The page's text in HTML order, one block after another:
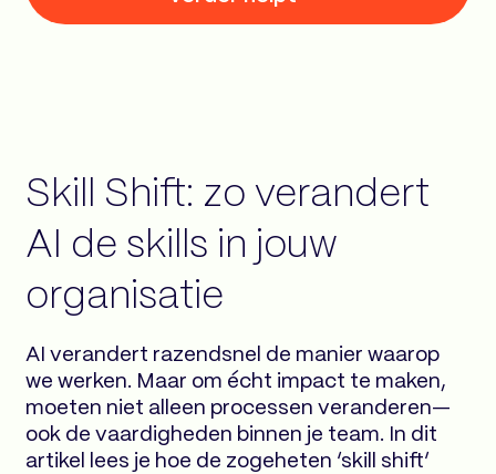
Skill Shift: zo verandert
AI de skills in jouw
organisatie
AI verandert razendsnel de manier waarop
we werken. Maar om écht impact te maken,
moeten niet alleen processen veranderen—
ook de vaardigheden binnen je team. In dit
artikel lees je hoe de zogeheten ‘skill shift’